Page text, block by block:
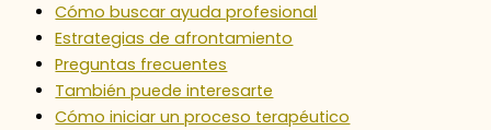
Cómo buscar ayuda profesional
Estrategias de afrontamiento
Preguntas frecuentes
También puede interesarte
Cómo iniciar un proceso terapéutico